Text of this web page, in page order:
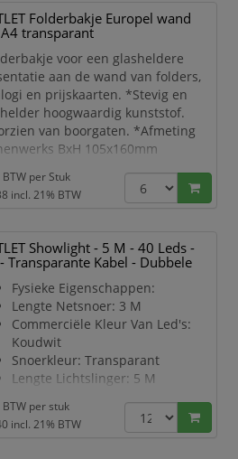
plaatsen en eenvoudig te
verwijderen.
Ze zijn beschikbaar in een groot
aantal breedtes, kleuren en
tekstkleuren.
Bandlengte 7m.
Folderbakje Europel wand
transparant
voor een glasheldere
aan de wand van folders,
en prijskaarten. *Stevig en
hoogwaardig kunststof.
van boorgaten. *Afmeting
BxH 105x160mm
1/3 A4
BTW per Stuk
incl. 21% BTW
Showlight - 5 M - 40 Leds -
Transparante Kabel - Dubbele
Fysieke Eigenschappen:
Lengte Netsnoer: 3 M
Commerciële Kleur Van Led's:
Koudwit
Snoerkleur: Transparant
Lengte Lichtslinger: 5 M
Lichtketen: 0.5 M
Aantal Kleuren: 1
BTW perstuk
incl. 21% BTW